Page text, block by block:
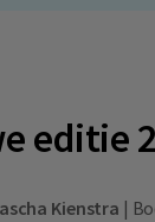
editie
Kienstra |